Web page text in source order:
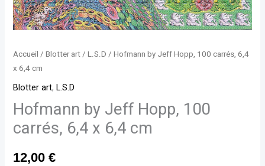
Accueil /Blotter art /L.S.D / Hofmann by Jeff Hopp, 100 carrés, 6,4
x 6,4 cm
Blotter art,L.S.D
Hofmann by Jeff Hopp, 100
carrés, 6,4 x 6,4 cm
12,00€